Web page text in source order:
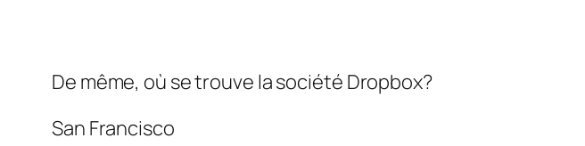
De même, où se trouve la société Dropbox?
San Francisco